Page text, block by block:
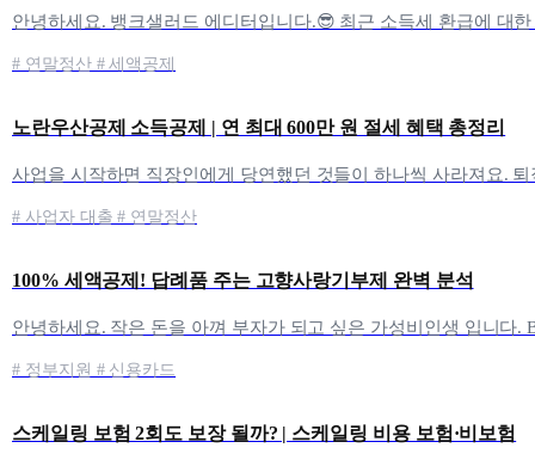
# 연말정산 # 세액공제
노란우산공제 소득공제 | 연 최대 600만 원 절세 혜택 총정리
# 사업자 대출 # 연말정산
100% 세액공제! 답례품 주는 고향사랑기부제 완벽 분석
# 정부지원 # 신용카드
스케일링 보험 2회도 보장 될까? | 스케일링 비용 보험·비보험